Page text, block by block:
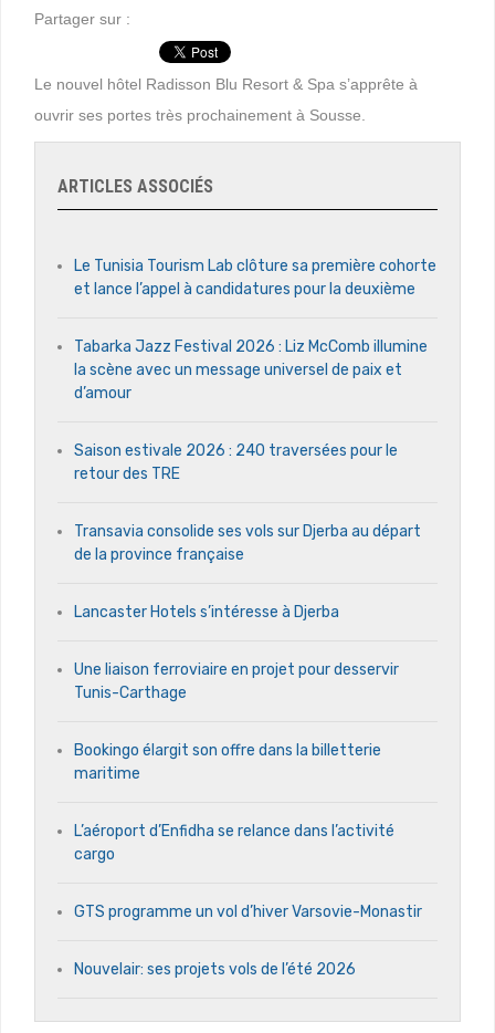
Partager sur :
Le nouvel hôtel Radisson Blu Resort & Spa s’apprête à
ouvrir ses portes très prochainement à Sousse.
ARTICLES ASSOCIÉS
Le Tunisia Tourism Lab clôture sa première cohorte
et lance l’appel à candidatures pour la deuxième
Tabarka Jazz Festival 2026 : Liz McComb illumine
la scène avec un message universel de paix et
d’amour
Saison estivale 2026 : 240 traversées pour le
retour des TRE
Transavia consolide ses vols sur Djerba au départ
de la province française
Lancaster Hotels s’intéresse à Djerba
Une liaison ferroviaire en projet pour desservir
Tunis-Carthage
Bookingo élargit son offre dans la billetterie
maritime
L’aéroport d’Enfidha se relance dans l’activité
cargo
GTS programme un vol d’hiver Varsovie-Monastir
Nouvelair: ses projets vols de l’été 2026